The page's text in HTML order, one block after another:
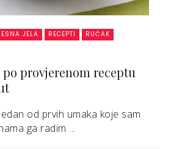
JELA RECEPTI
RUČAK
provjerenom receptu
od prvih umaka koje sam
ga radim ...